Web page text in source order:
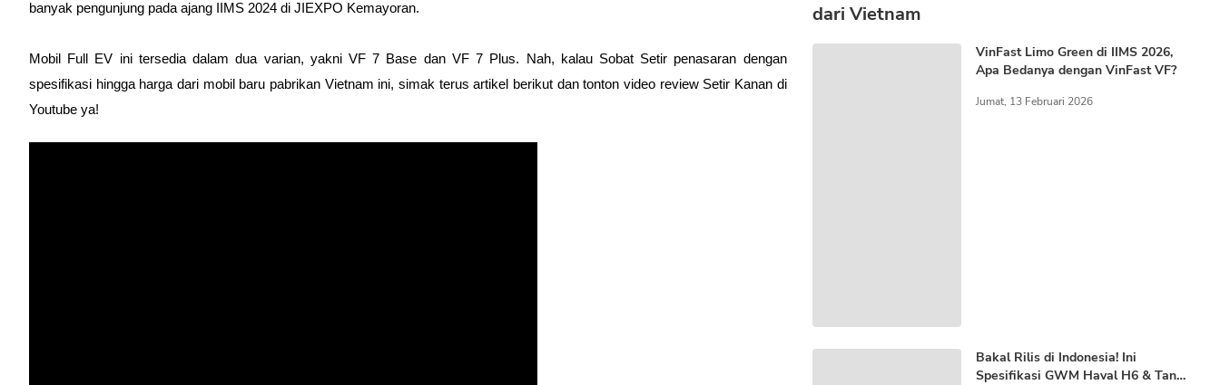
banyak pengunjung pada ajang IIMS 2024 di JIEXPO Kemayoran.
Mobil Full EV ini tersedia dalam dua varian, yakni VF 7 Base dan VF 7 Plus. Nah, kalau Sobat Setir penasaran dengan
spesifikasi hingga harga dari mobil baru pabrikan Vietnam ini, simak terus artikel berikut dan tonton video review Setir Kanan di
Youtube ya!
dari Vietnam
VinFast Limo Green di IIMS 2026,
Apa Bedanya dengan VinFast VF?
Jumat, 13 Februari 2026
Bakal Rilis di Indonesia! Ini
Spesifikasi GWM Haval H6 & Tank